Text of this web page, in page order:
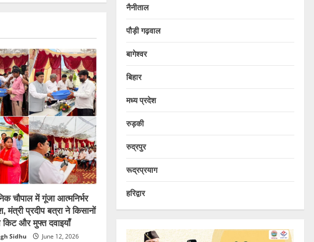
चौपाल में गूंजा आत्मनिर्भर
मंत्री प्रदीप बत्रा ने किसानों
किट और मुफ्त दवाइयाँ
Sidhu June 12, 2026
नैनीताल
पौड़ी गढ़वाल
बागेश्वर
बिहार
मध्य प्रदेश
रुड़की
रुद्रपुर
रूद्रप्रयाग
हरिद्वार